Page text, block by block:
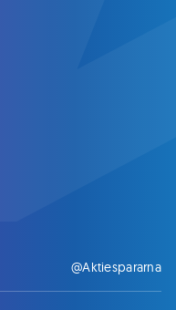
@Aktiespararna